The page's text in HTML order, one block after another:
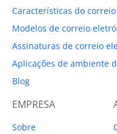
Características do
Modelos de correio
Assinaturas de correio
Aplicações de ambiente
Blog
EMPRESA
Sobre